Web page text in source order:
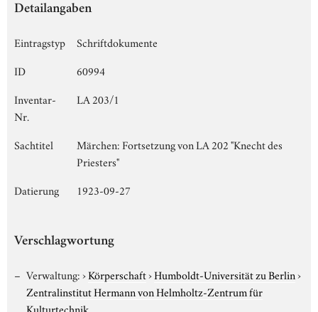
Detailangaben
Eintragstyp
Schriftdokumente
ID
60994
Inventar-
Nr.
LA 203/1
Sachtitel
Märchen: Fortsetzung von LA 202 "Knecht des
Priesters"
Datierung
1923-09-27
Verschlagwortung
Verwaltung:›Körperschaft›Humboldt-Universität zu Berlin›
Zentralinstitut Hermann von Helmholtz-Zentrum für
Kulturtechnik